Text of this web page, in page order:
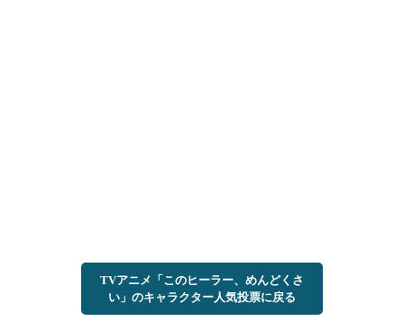
TVアニメ「このヒーラー、めんどくさ
い」のキャラクター人気投票に戻る